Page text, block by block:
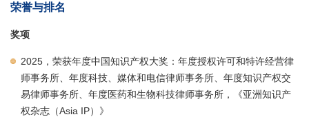
荣誉与排名
奖项
2025，荣获年度中国知识产权大奖：年度授权许可和特许经营律
师事务所、年度科技、媒体和电信律师事务所、年度知识产权交
易律师事务所、年度医药和生物科技律师事务所，《亚洲知识产
权杂志（Asia IP）》